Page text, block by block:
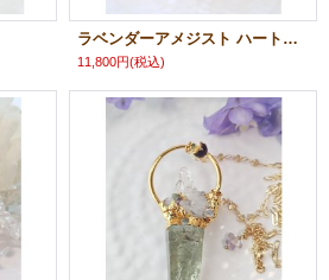
ラベンダーアメジスト ハートシェイプ カービングネックレス
11,800円(税込)